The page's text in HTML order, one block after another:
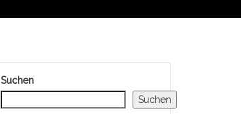
Suchen
Suchen